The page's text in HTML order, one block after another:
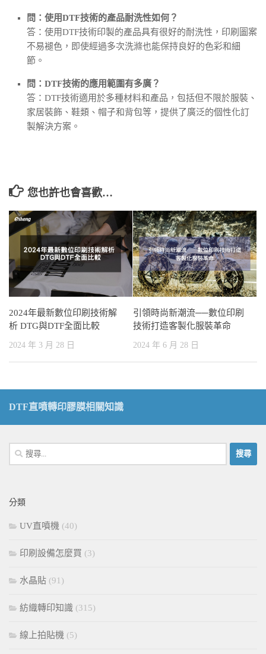
問：使用DTF技術的產品耐洗性如何？
答：使用DTF技術印製的產品具有很好的耐洗性，印刷圖案
不易褪色，即使經過多次洗滌也能保持良好的色彩和細
節。
問：DTF技術的應用範圍有多廣？
答：DTF技術適用於多種材料和產品，包括但不限於服裝、
家居裝飾、鞋類、帽子和背包等，提供了廣泛的個性化訂
製解決方案。
您也許也會喜歡…
2024年最新數位印刷技術解
析 DTG與DTF全面比較
2024 年 3 月 28 日
引領時尚新潮流──數位印刷
技術打造客製化服裝革命
2024 年 6 月 28 日
DTF直噴轉印膠膜相關知識
搜
尋
字:
分類
UV直噴機 (40)
印刷設備怎麼買 (3)
水晶貼 (91)
紡織轉印知識 (315)
線上拍貼機 (5)